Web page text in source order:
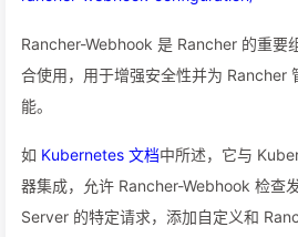
Rancher-Webhook 是 Rancher 的重要
合使用，用于增强安全性并为 Rancher
能。
如 Kubernetes 文档中所述，它与
器集成，允许 Rancher-Webhook 检查
Server 的特定请求，添加自定义和